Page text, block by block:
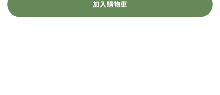
加入購物車